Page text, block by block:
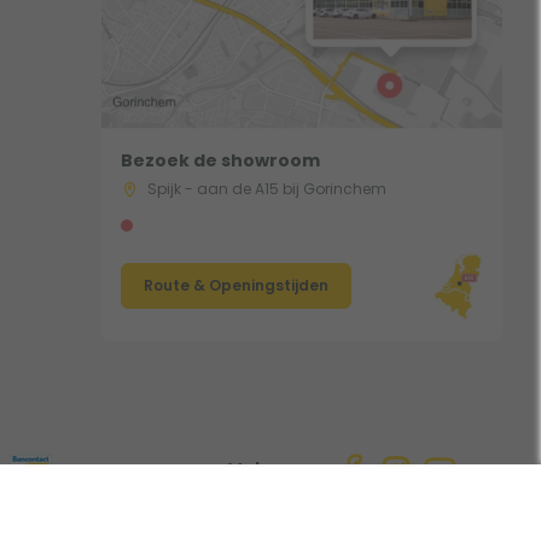
Bezoek de showroom
Spijk - aan de A15 bij Gorinchem
Route & Openingstijden
Volg ons: